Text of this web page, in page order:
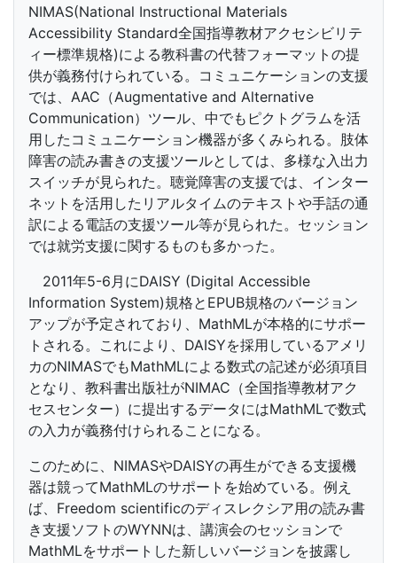
NIMAS(National Instructional Materials
Accessibility Standard全国指導教材アクセシビリテ
ィー標準規格)による教科書の代替フォーマットの提
供が義務付けられている。コミュニケーションの支援
では、AAC（Augmentative and Alternative
Communication）ツール、中でもピクトグラムを活
用したコミュニケーション機器が多くみられる。肢体
障害の読み書きの支援ツールとしては、多様な入出力
スイッチが見られた。聴覚障害の支援では、インター
ネットを活用したリアルタイムのテキストや手話の通
訳による電話の支援ツール等が見られた。セッション
では就労支援に関するものも多かった。
2011年5-6月にDAISY (Digital Accessible
Information System)規格とEPUB規格のバージョン
アップが予定されており、MathMLが本格的にサポー
トされる。これにより、DAISYを採用しているアメリ
カのNIMASでもMathMLによる数式の記述が必須項目
となり、教科書出版社がNIMAC（全国指導教材アク
セスセンター）に提出するデータにはMathMLで数式
の入力が義務付けられることになる。
このために、NIMASやDAISYの再生ができる支援機
器は競ってMathMLのサポートを始めている。例え
ば、Freedom scientificのディスレクシア用の読み書
き支援ソフトのWYNNは、講演会のセッションで
MathMLをサポートした新しいバージョンを披露し